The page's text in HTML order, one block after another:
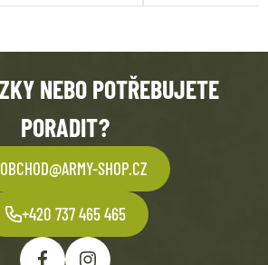
NEBO POTŘEBUJETE
PORADIT?
OBCHOD@ARMY-SHOP.CZ
+420 737 465 465